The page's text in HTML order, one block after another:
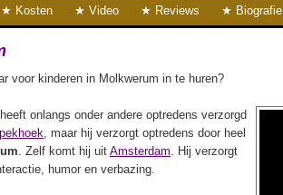
Kosten Video Reviews Biografie
voor kinderen in Molkwerum in te huren?
onlangs onder andere optredens verzorgd
, maar hij verzorgt optredens door heel
. Zelf komt hij uit Amsterdam. Hij verzorgt
humor en verbazing.